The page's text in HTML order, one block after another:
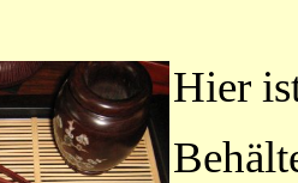
Hier